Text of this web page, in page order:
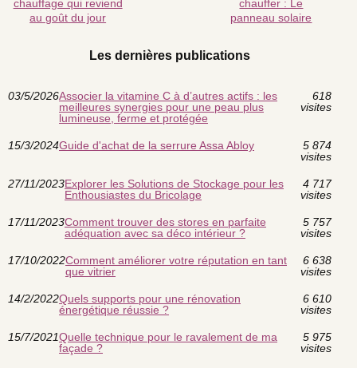
chauffage qui reviend
au goût du jour
chauffer : Le
panneau solaire
Les dernières publications
03/5/2026Associer la vitamine C à d’autres actifs : les
meilleures synergies pour une peau plus
lumineuse, ferme et protégée
618
visites
15/3/2024Guide d'achat de la serrure Assa Abloy
5 874
visites
27/11/2023Explorer les Solutions de Stockage pour les
Enthousiastes du Bricolage
4 717
visites
17/11/2023Comment trouver des stores en parfaite
adéquation avec sa déco intérieur ?
5 757
visites
17/10/2022Comment améliorer votre réputation en tant
que vitrier
6 638
visites
14/2/2022Quels supports pour une rénovation
énergétique réussie ?
6 610
visites
15/7/2021Quelle technique pour le ravalement de ma
façade ?
5 975
visites